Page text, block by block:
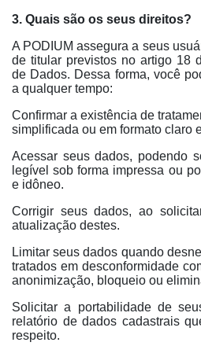
3. Quais são os seus direitos?
A PODIUM assegura a seus
de titular previstos no artigo 18
de Dados. Dessa forma, você
a qualquer tempo:
Confirmar a existência de
simplificada ou em formato claro
Acessar seus dados, podendo
legível sob forma impressa ou
e idôneo.
Corrigir seus dados, ao
atualização destes.
Limitar seus dados quando
tratados em desconformidade
anonimização, bloqueio ou
Solicitar a portabilidade de
relatório de dados cadastrais
respeito.